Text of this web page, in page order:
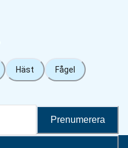
Häst Fågel
Prenumerera